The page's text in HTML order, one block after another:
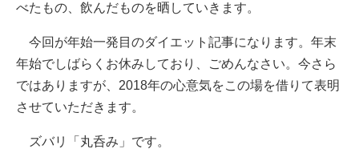
べたもの、飲んだものを晒していきます。
今回が年始一発目のダイエット記事になります。年末
年始でしばらくお休みしており、ごめんなさい。今さら
ではありますが、2018年の心意気をこの場を借りて表明
させていただきます。
ズバリ「丸呑み」です。